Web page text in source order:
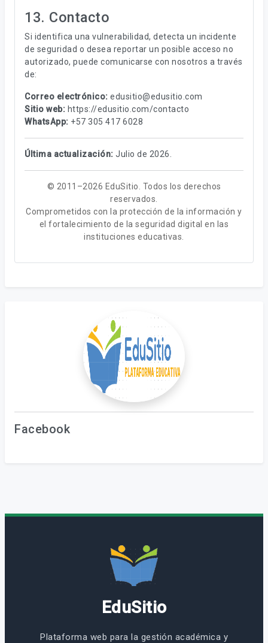
13. Contacto
Si identifica una vulnerabilidad, detecta un incidente
de seguridad o desea reportar un posible acceso no
autorizado, puede comunicarse con nosotros a través
de:
Correo electrónico: edusitio@edusitio.com
Sitio web: https://edusitio.com/contacto
WhatsApp: +57 305 417 6028
Última actualización: Julio de 2026.
© 2011–2026 EduSitio. Todos los derechos
reservados.
Comprometidos con la protección de la información y
el fortalecimiento de la seguridad digital en las
instituciones educativas.
Facebook
EduSitio
Plataforma web para la gestión académica y